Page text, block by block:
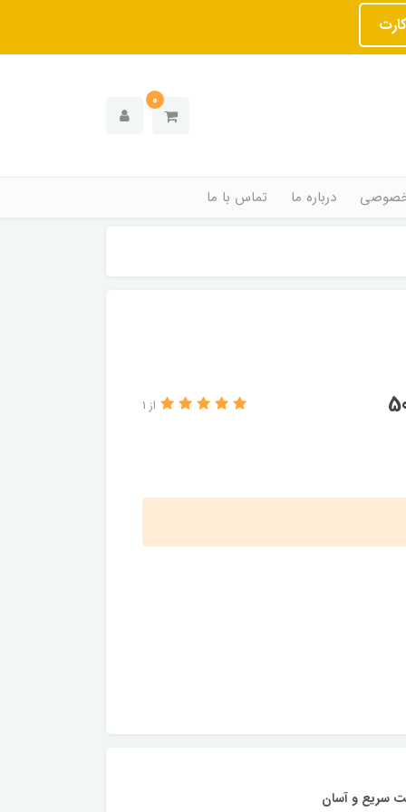
0
درباره ما تماس با ما
از 1
سریع و آسان